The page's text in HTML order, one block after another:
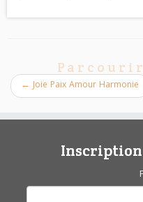
←Joie Paix Amour Harmonie
Inscription